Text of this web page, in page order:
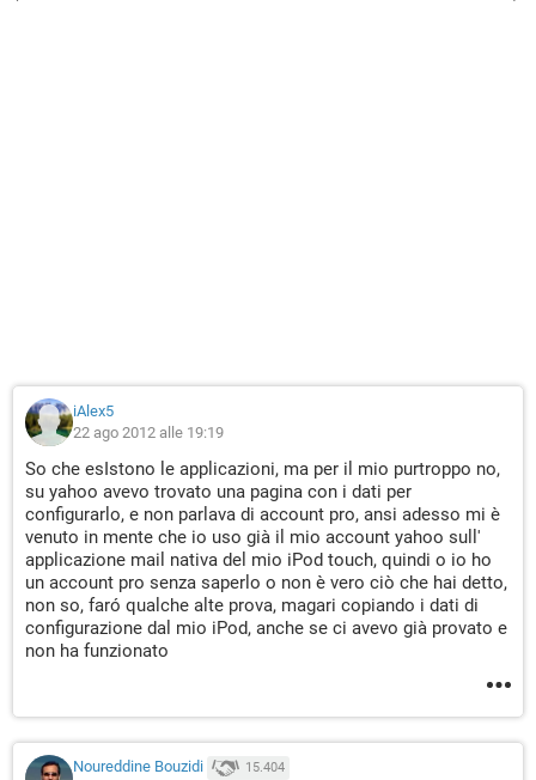
iAlex5
22 ago 2012 alle 19:19
So che esIstono le applicazioni, ma per il mio purtroppo no,
su yahoo avevo trovato una pagina con i dati per
configurarlo, e non parlava di account pro, ansi adesso mi è
venuto in mente che io uso già il mio account yahoo sull'
applicazione mail nativa del mio iPod touch, quindi o io ho
un account pro senza saperlo o non è vero ciò che hai detto,
non so, faró qualche alte prova, magari copiando i dati di
configurazione dal mio iPod, anche se ci avevo già provato e
non ha funzionato
Noureddine Bouzidi 15.404